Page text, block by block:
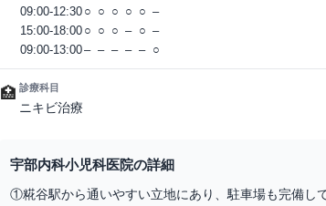
09:00-12:30 ○ ○ ○ ○ ○ –
15:00-18:00 ○ ○ ○ – ○ –
09:00-13:00– – – – – ○
🏥 診療科目
ニキビ治療
宇部内科小児科医院の詳細
①糀谷駅から通いやすい立地にあり、駐車場も完備し